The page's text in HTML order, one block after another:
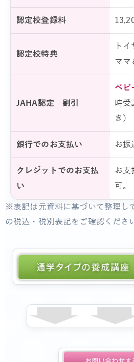
認定校登録料
認定校特典
ト
ママ
JAHA認定 割引
ベビ
時
き）
銀行でのお支払い お振
クレジットでのお支払
い
お支
可。
※表記は元資料に基づいて整理し
の税込・税別表記をご確認くださ